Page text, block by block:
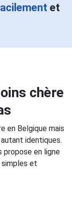
et
chère
en Belgique mais
identiques.
propose en ligne
et